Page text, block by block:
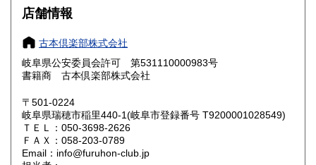
大阪府
奈良県 800円
鳥取県 800円 島根県
岡山県
山口県 800円
香川県 800円
店舗情報
古本倶楽部株式会社
岐阜県公安委員会許可 第531110000983号
書籍商 古本倶楽部株式会社
〒501-0224
岐阜県瑞穂市稲里440-1(岐阜市登録番号 T9200001028549)
ＴＥＬ：050-3698-2626
ＦＡＸ：058-203-0789
Email：info@furuhon-club.jp